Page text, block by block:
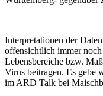
Interpretationen der
offensichtlich immer
Lebensbereiche bzw.
Virus beitragen. Es gebe
im ARD Talk bei